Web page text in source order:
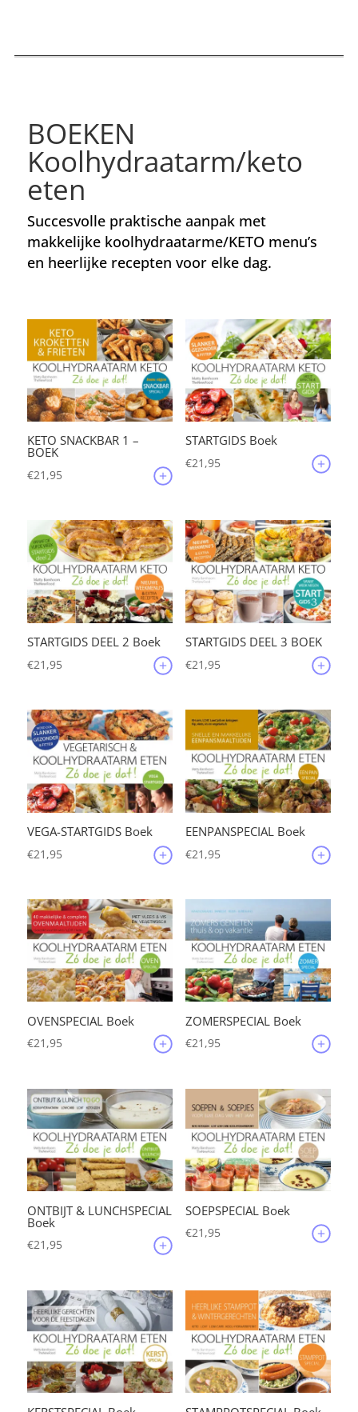
BOEKEN
Koolhydraatarm/keto
eten
Succesvolle praktische aanpak met
makkelijke koolhydraatarme/KETO menu’s
en heerlijke recepten voor elke dag.
KETO SNACKBAR 1 –
BOEK
€21,95
STARTGIDS Boek
€21,95
STARTGIDS DEEL 2 Boek
€21,95
STARTGIDS DEEL 3 BOEK
€21,95
VEGA-STARTGIDS Boek
€21,95
EENPANSPECIAL Boek
€21,95
OVENSPECIAL Boek
€21,95
ZOMERSPECIAL Boek
€21,95
ONTBIJT & LUNCHSPECIAL
Boek
€21,95
SOEPSPECIAL Boek
€21,95